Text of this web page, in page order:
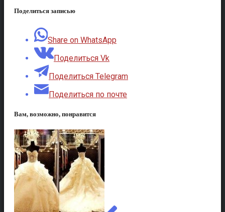
Поделиться записью
Share on WhatsApp
Поделиться Vk
Поделиться Telegram
Поделиться по почте
Вам, возможно, понравится